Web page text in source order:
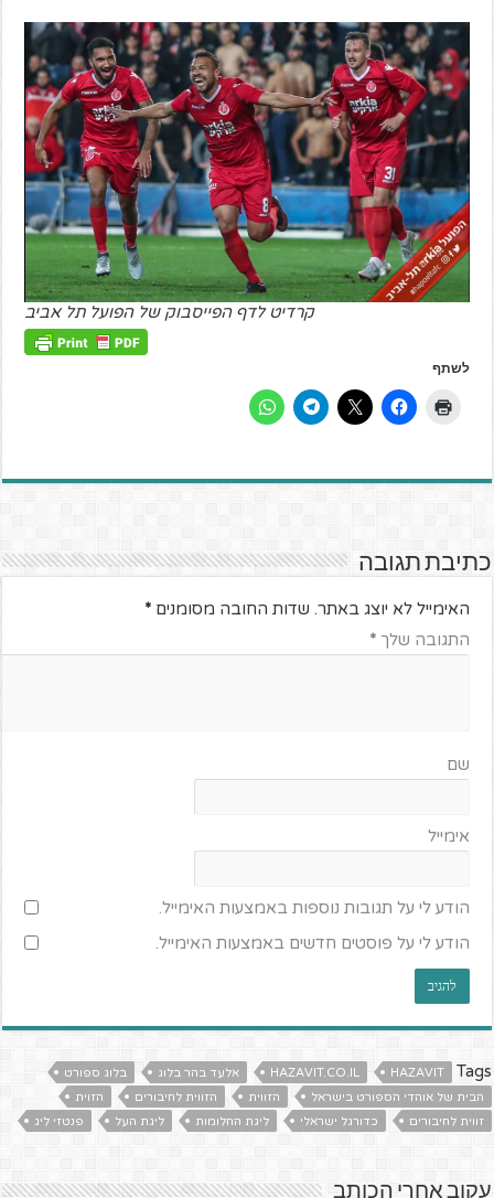
קרדיט לדף הפייסבוק של הפועל תל אביב
לשתף
כתיבת תגובה
האימייל לא יוצג באתר. שדות החובה מסומנים*
התגובה שלך*
שם
אימייל
הודע לי על תגובות נוספות באמצעות האימייל.
הודע לי על פוסטים חדשים באמצעות האימייל.
Tags
HAZAVIT
HAZAVIT.CO.IL אלעד בהר בלוג
בלוג ספורט
הבית של אוהדי הספורט בישראל
הזווית הזווית לחיבורים
הזוית
זווית לחיבורים
כדורגל ישראלי ליגת החלומות ליגת העל פנטזי ליג
עקוב אחרי הכותב